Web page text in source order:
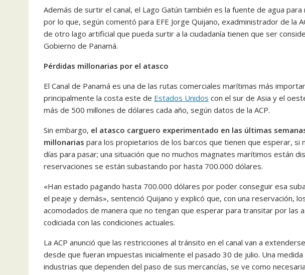
Además de surtir el canal, el Lago Gatún también es la fuente de agua
por lo que, según comentó para EFE Jorge Quijano, exadministrador de la
de otro lago artificial que pueda surtir a la ciudadanía tienen que ser
Gobierno de Panamá.
Pérdidas millonarias por el atasco
El Canal de Panamá es una de las rutas comerciales marítimas más
principalmente la costa este de Estados Unidos con el sur de Asia y el
más de 500 millones de dólares cada año, según datos de la ACP.
Sin embargo, el atasco carguero experimentado en las últimas
millonarias para los propietarios de los barcos que tienen que esperar, si
días para pasar; una situación que no muchos magnates marítimos están
reservaciones se están subastando por hasta 700.000 dólares.
«Han estado pagando hasta 700.000 dólares por poder conseguir esa
el peaje y demás», sentenció Quijano y explicó que, con una reservación,
acomodados de manera que no tengan que esperar para transitar por las
codiciada con las condiciones actuales.
La ACP anunció que las restricciones al tránsito en el canal van a
desde que fueran impuestas inicialmente el pasado 30 de julio. Una
industrias que dependen del paso de sus mercancías, se ve como